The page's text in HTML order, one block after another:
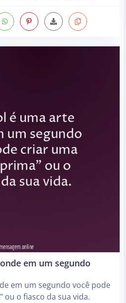
em um segundo
em um segundo você pode
o fiasco da sua vida.